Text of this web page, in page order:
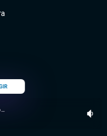
Musique internationale